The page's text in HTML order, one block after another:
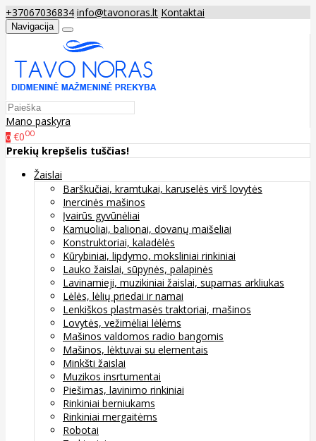
+37067036834 info@tavonoras.lt Kontaktai
Navigacija
Mano paskyra
0 €000
Prekių krepšelis tuščias!
Žaislai
Barškučiai, kramtukai, karuselės virš lovytės
Inercinės mašinos
Įvairūs gyvūnėliai
Kamuoliai, balionai, dovanų maišeliai
Konstruktoriai, kaladėlės
Kūrybiniai, lipdymo, moksliniai rinkiniai
Lauko žaislai, sūpynės, palapinės
Lavinamieji, muzikiniai žaislai, supamas arkliukas
Lėlės, lėlių priedai ir namai
Lenkiškos plastmasės traktoriai, mašinos
Lovytės, vežimėliai lėlėms
Mašinos valdomos radio bangomis
Mašinos, lėktuvai su elementais
Minkšti žaislai
Muzikos insrtumentai
Piešimas, lavinimo rinkiniai
Rinkiniai berniukams
Rinkiniai mergaitėms
Robotai